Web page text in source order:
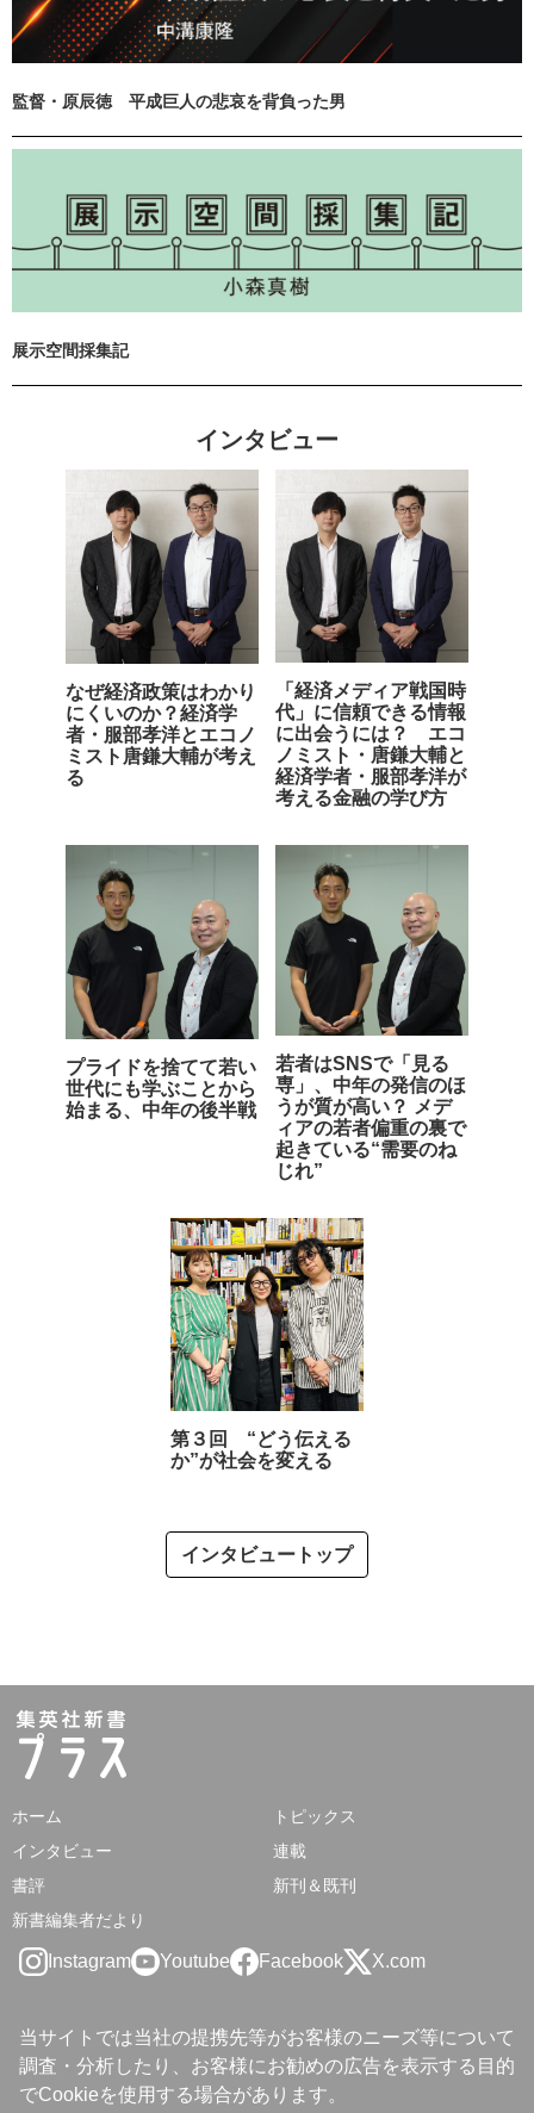
監督・原辰徳 平成巨人の悲哀を背負った男
展示空間採集記
インタビュー
なぜ経済政策はわかり
にくいのか？経済学
者・服部孝洋とエコノ
ミスト唐鎌大輔が考え
る
「経済メディア戦国時
代」に信頼できる情報
に出会うには？ エコ
ノミスト・唐鎌大輔と
経済学者・服部孝洋が
考える金融の学び方
プライドを捨てて若い
世代にも学ぶことから
始まる、中年の後半戦
若者はSNSで「見る
専」、中年の発信のほ
うが質が高い？ メデ
ィアの若者偏重の裏で
起きている“需要のね
じれ”
第３回 “どう伝える
か”が社会を変える
インタビュートップ
ホーム
トピックス
インタビュー
連載
書評
新刊＆既刊
新書編集者だより
Instagram Youtube Facebook X.com
当サイトでは当社の提携先等がお客様のニーズ等について
調査・分析したり、お客様にお勧めの広告を表示する目的
でCookieを使用する場合があります。